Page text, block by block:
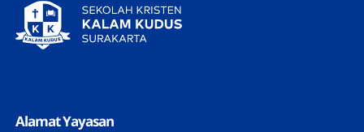
Alamat Yayasan